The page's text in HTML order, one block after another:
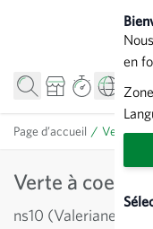
en
Page d’accueil / Verte à
Verte à coeur
ns10 (Valerianella